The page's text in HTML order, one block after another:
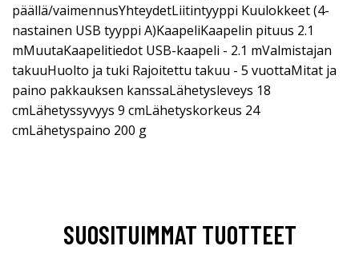
päällä/vaimennusYhteydetLiitintyyppi Kuulokkeet (4-
nastainen USB tyyppi A)KaapeliKaapelin pituus 2.1
mMuutaKaapelitiedot USB-kaapeli - 2.1 mValmistajan
takuuHuolto ja tuki Rajoitettu takuu - 5 vuottaMitat ja
paino pakkauksen kanssaLähetysleveys 18
cmLähetyssyvyys 9 cmLähetyskorkeus 24
cmLähetyspaino 200 g
SUOSITUIMMAT TUOTTEET